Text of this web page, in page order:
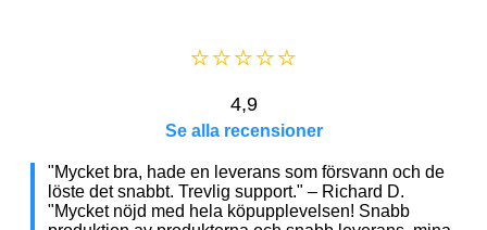
⭐⭐⭐⭐⭐
4,9
Se alla recensioner
"Mycket bra, hade en leverans som försvann och de
löste det snabbt. Trevlig support." – Richard D.
"Mycket nöjd med hela köpupplevelsen! Snabb